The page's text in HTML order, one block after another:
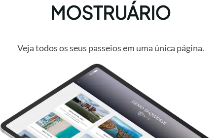
MOSTRUÁRIO
Veja todos os seus passeios em uma única página.